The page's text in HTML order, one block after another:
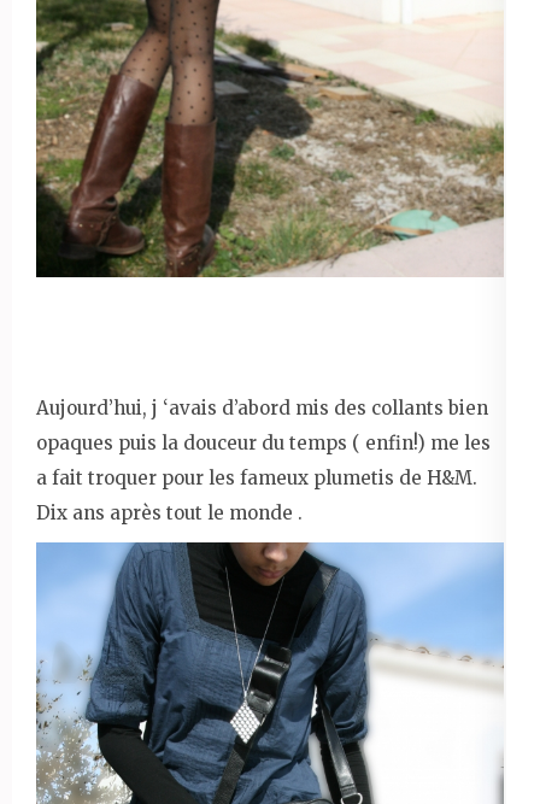
Aujourd’hui, j ‘avais d’abord mis des collants bien
opaques puis la douceur du temps ( enfin!) me les
a fait troquer pour les fameux plumetis de H&M.
Dix ans après tout le monde .